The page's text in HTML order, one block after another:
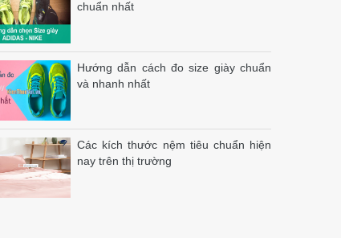
chuẩn nhất
Hướng dẫn cách đo size giày chuẩn
và nhanh nhất
Các kích thước nệm tiêu chuẩn hiện
nay trên thị trường